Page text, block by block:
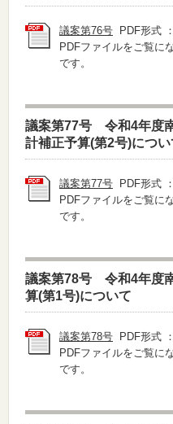
議案第76号 PDF形式
PDFファイルをご覧に
です。
議案第77号 令和4年度
計補正予算(第2号)につい
議案第77号 PDF形式
PDFファイルをご覧に
です。
議案第78号 令和4年度
算(第1号)について
議案第78号 PDF形式
PDFファイルをご覧に
です。